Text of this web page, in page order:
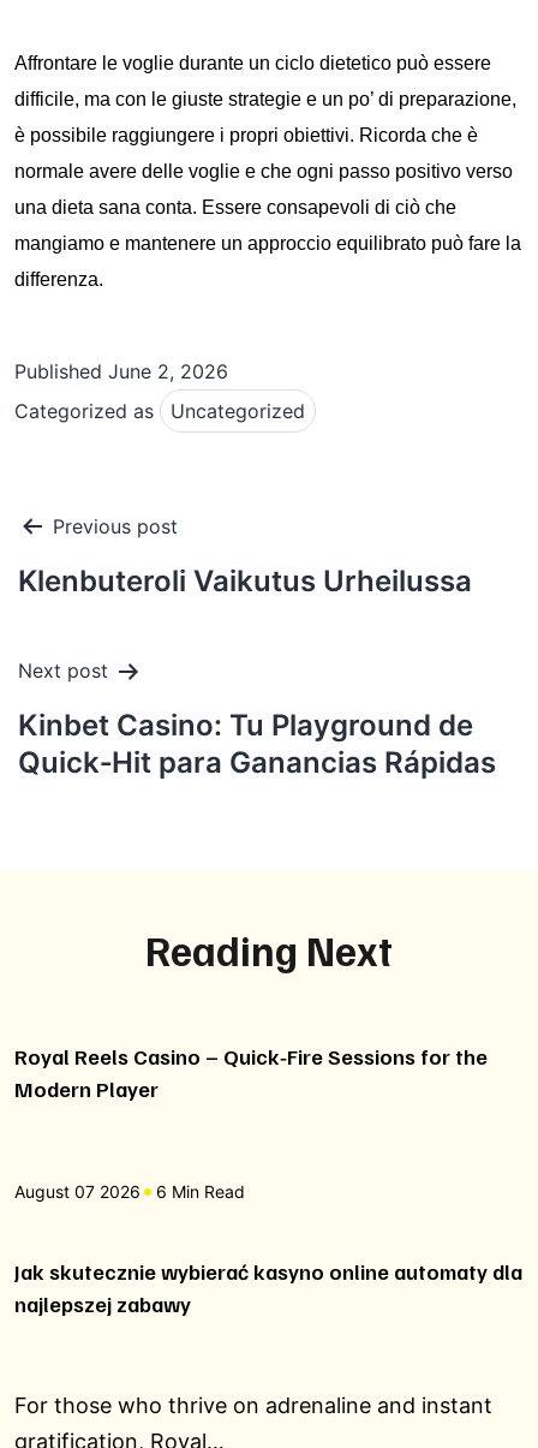
Affrontare le voglie durante un ciclo dietetico può essere
difficile, ma con le giuste strategie e un po’ di preparazione,
è possibile raggiungere i propri obiettivi. Ricorda che è
normale avere delle voglie e che ogni passo positivo verso
una dieta sana conta. Essere consapevoli di ciò che
mangiamo e mantenere un approccio equilibrato può fare la
differenza.
Published June 2, 2026
Categorized as
Uncategorized
Post
navigation
Previous post
Klenbuteroli Vaikutus Urheilussa
Next post
Kinbet Casino: Tu Playground de
Quick‑Hit para Ganancias Rápidas
Reading Next
Royal Reels Casino – Quick‑Fire Sessions for the
Modern Player
August 07 2026 6 Min Read
Jak skutecznie wybierać kasyno online automaty dla
najlepszej zabawy
For those who thrive on adrenaline and instant
gratification, Royal…